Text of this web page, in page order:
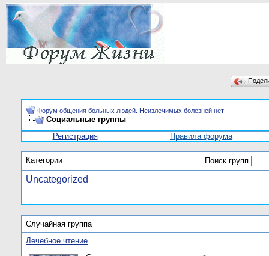
Форум общения больных людей. Неизлечимых болезней нет!
Социальные группы
Регистрация
Правила форума
Поиск групп
Категории
Uncategorized
Случайная группа
Лечебное чтение